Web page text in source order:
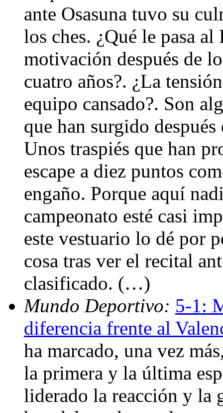
ante Osasuna tuvo su
los ches. ¿Qué le pasa
motivación después de
cuatro años?. ¿La
equipo cansado?. Son
que han surgido
Unos traspiés que han
escape a diez puntos
engaño. Porque aquí
campeonato esté casi
este vestuario lo dé por
cosa tras ver el recital
clasificado. (…)
Mundo Deportivo: 5-1:
diferencia frente al
ha marcado, una vez
la primera y la última
liderado la reacción y la